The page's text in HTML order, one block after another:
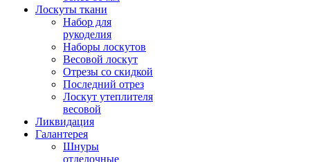
Лоскуты ткани
Набор для
рукоделия
Наборы лоскутов
Весовой лоскут
Отрезы со скидкой
Последний отрез
Лоскут утеплителя
весовой
Ликвидация
Галантерея
Шнуры
отделочные